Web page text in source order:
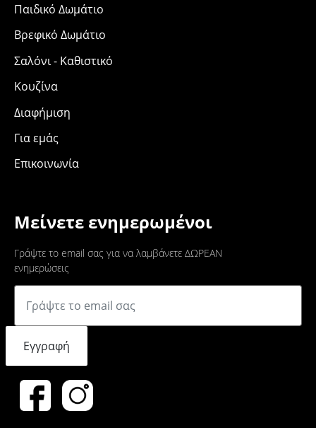
Μείνετε ενημερωμένοι
Γράψτε το email σας για να λαμβάνετε ΔΩΡΕΑΝ
ενημερώσεις
Εγγραφή
Παιδικό Δωμάτιο
Βρεφικό Δωμάτιο
Σαλόνι - Καθιστικό
Κουζίνα
Διαφήμιση
Για εμάς
Επικοινωνία